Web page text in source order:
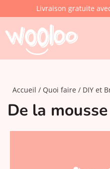
Livraison gratuite
Accueil Quoi faire DIY et
De la